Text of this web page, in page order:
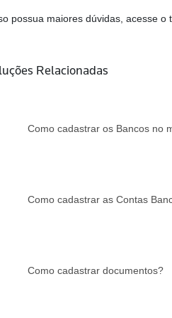
possua maiores dúvidas, acesse o
Relacionadas
Como cadastrar os Bancos no
Como cadastrar as Contas
Como cadastrar documentos?